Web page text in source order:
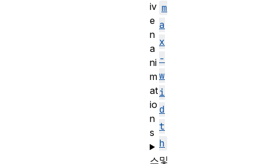
m
a
x
-
w
i
d
t
h
및
iv
e
n
a
ni
m
at
io
n
s
스